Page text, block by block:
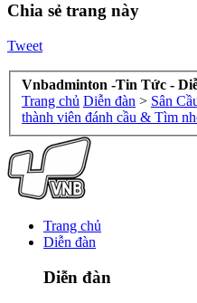
Chia sẻ trang này
Tweet
Vnbadminton -Tin Tức -
Trang chủ Diễn đàn > Sân
thành viên đánh cầu & Tìm
Trang chủ
Diễn đàn
Diễn đàn